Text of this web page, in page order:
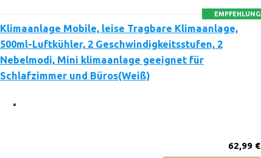
EMPFEHLUNG
Klimaanlage Mobile, leise Tragbare Klimaanlage,
500ml-Luftkühler, 2 Geschwindigkeitsstufen, 2
Nebelmodi, Mini klimaanlage geeignet für
Schlafzimmer und Büros(Weiß)
62,99 €